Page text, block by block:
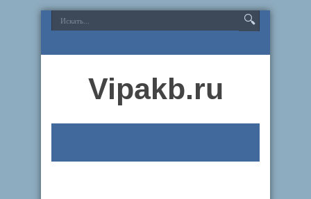
Vipakb.ru